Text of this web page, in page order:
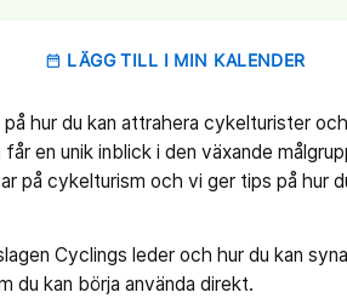
date_range LÄGG TILL I MIN KALENDER
hur du kan attrahera cykelturister
en unik inblick i den växande
på cykelturism och vi ger tips på hur
Cyclings leder och hur du kan
du kan börja använda direkt.